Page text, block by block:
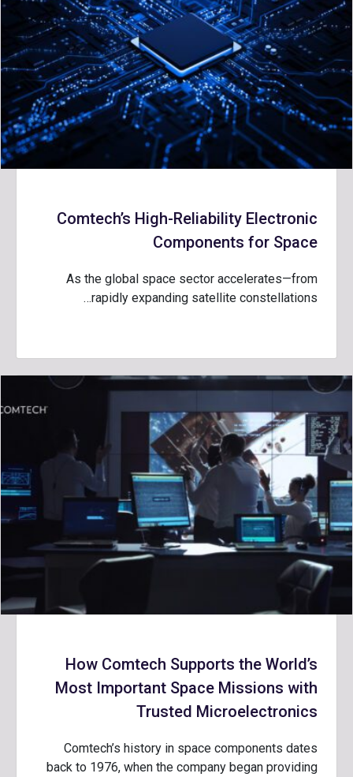
Comtech’s High-Reliability Electronic
Components for Space
As the global space sector accelerates—from
rapidly expanding satellite constellations…
How Comtech Supports the World’s
Most Important Space Missions with
Trusted Microelectronics
Comtech’s history in space components dates
back to 1976, when the company began providing